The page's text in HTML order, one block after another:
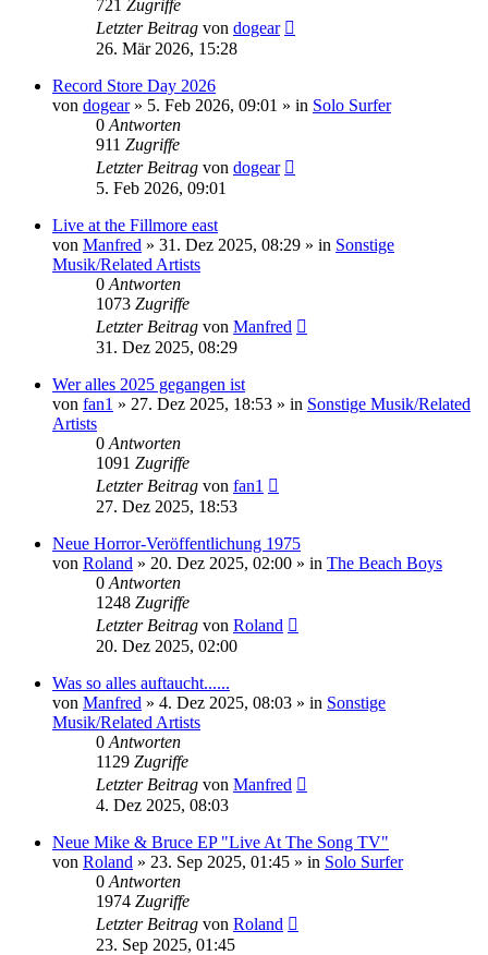
721 Zugriffe
Letzter Beitrag von dogear
26. Mär 2026, 15:28
Record Store Day 2026
von dogear» 5. Feb 2026, 09:01 » in Solo Surfer
0 Antworten
911 Zugriffe
Letzter Beitrag von dogear
5. Feb 2026, 09:01
Live at the Fillmore east
von Manfred » 31. Dez 2025, 08:29 » in Sonstige
Musik/Related Artists
0 Antworten
1073 Zugriffe
Letzter Beitrag von Manfred
31. Dez 2025, 08:29
Wer alles 2025 gegangen ist
von fan1 » 27. Dez 2025, 18:53 » in Sonstige Musik/Related
Artists
0 Antworten
1091 Zugriffe
Letzter Beitrag von fan1
27. Dez 2025, 18:53
Neue Horror-Veröffentlichung 1975
von Roland » 20. Dez 2025, 02:00 » in The Beach Boys
0 Antworten
1248 Zugriffe
Letzter Beitrag von Roland
20. Dez 2025, 02:00
Was so alles auftaucht......
von Manfred » 4. Dez 2025, 08:03 » in Sonstige
Musik/Related Artists
0 Antworten
1129 Zugriffe
Letzter Beitrag von Manfred
4. Dez 2025, 08:03
Neue Mike & Bruce EP "Live At The Song TV"
von Roland » 23. Sep 2025, 01:45 » in Solo Surfer
0 Antworten
1974 Zugriffe
Letzter Beitrag von Roland
23. Sep 2025, 01:45